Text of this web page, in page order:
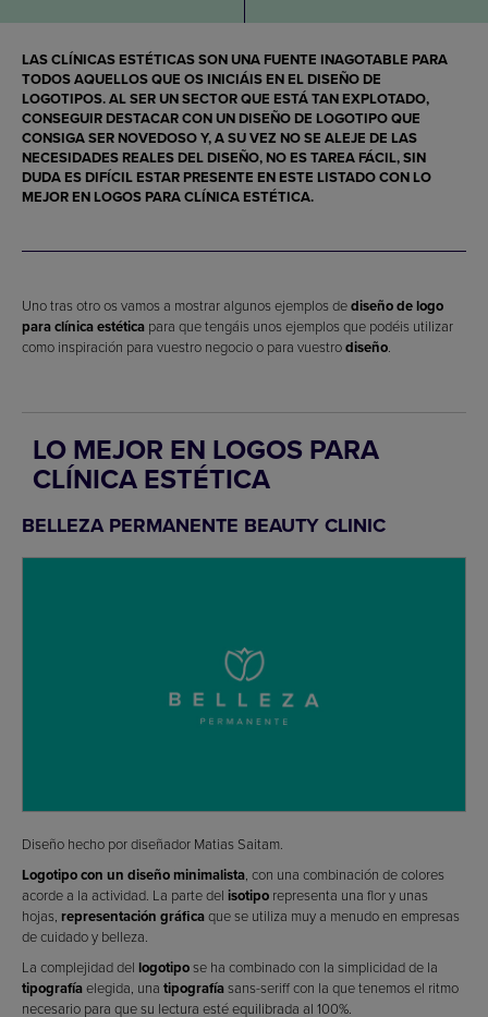
LASCLÍNICAS ESTÉTICASSON UNA FUENTE INAGOTABLE PARA
TODOS AQUELLOS QUE OS INICIÁIS EN EL DISEÑO DE
LOGOTIPOS. AL SER UN SECTOR QUE ESTÁ TAN EXPLOTADO,
CONSEGUIR DESTACAR CON UN DISEÑO DE LOGOTIPOQUE
CONSIGA SER NOVEDOSO Y, A SU VEZ NO SE ALEJE DE LAS
NECESIDADES REALES DEL DISEÑO, NO ES TAREA FÁCIL, SIN
DUDA ES DIFÍCIL ESTAR PRESENTE EN ESTE LISTADO CON LO
MEJOR EN LOGOS PARA CLÍNICA ESTÉTICA.
Uno tras otro os vamos a mostrar algunos ejemplos dediseño de logo
para clínica estética para que tengáis unos ejemplos que podéis utilizar
como inspiración para vuestro negocio o para vuestrodiseño.
LO MEJOR EN LOGOS PARA
CLÍNICA ESTÉTICA
BELLEZA PERMANENTE BEAUTY CLINIC
Diseño hecho por diseñador Matias Saitam.
Logotipo con un diseño minimalista , con una combinación de colores
acorde a la actividad. La parte del isotipo representa una flor y unas
hojas, representación gráficaque se utiliza muy a menudo en empresas
de cuidado y belleza.
La complejidad del logotipose ha combinado con la simplicidad de la
tipografíaelegida, una tipografíasans-seriff con la que tenemos el ritmo
necesario para que su lectura esté equilibrada al 100%.